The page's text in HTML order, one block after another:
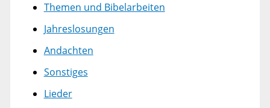
Themen und Bibelarbeiten
Jahreslosungen
Andachten
Sonstiges
Lieder